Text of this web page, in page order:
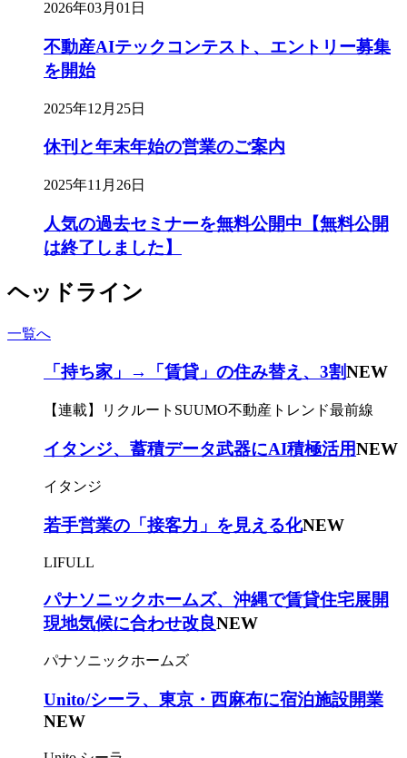
2026年03月01日
不動産AIテックコンテスト、エントリー募集
を開始
2025年12月25日
休刊と年末年始の営業のご案内
2025年11月26日
人気の過去セミナーを無料公開中【無料公開
は終了しました】
ヘッドライン
一覧へ
「持ち家」→「賃貸」の住み替え、3割NEW
【連載】リクルートSUUMO不動産トレンド最前線
イタンジ、蓄積データ武器にAI積極活用NEW
イタンジ
若手営業の「接客力」を見える化NEW
LIFULL
パナソニックホームズ、沖縄で賃貸住宅展開
現地気候に合わせ改良NEW
パナソニックホームズ
Unito/シーラ、東京・西麻布に宿泊施設開業
NEW